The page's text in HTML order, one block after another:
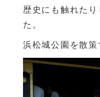
歴史にも触れた
た。
浜松城公園を散